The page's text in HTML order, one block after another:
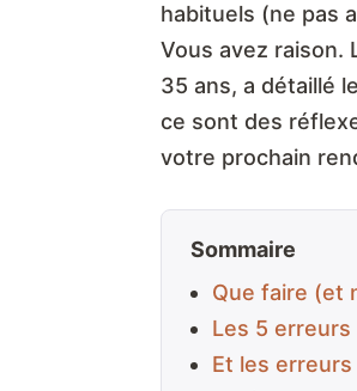
habituels (ne pas
Vous avez raison.
35 ans, a détaillé
ce sont des
votre prochain
Sommaire
Que faire (et
Les 5
Et les